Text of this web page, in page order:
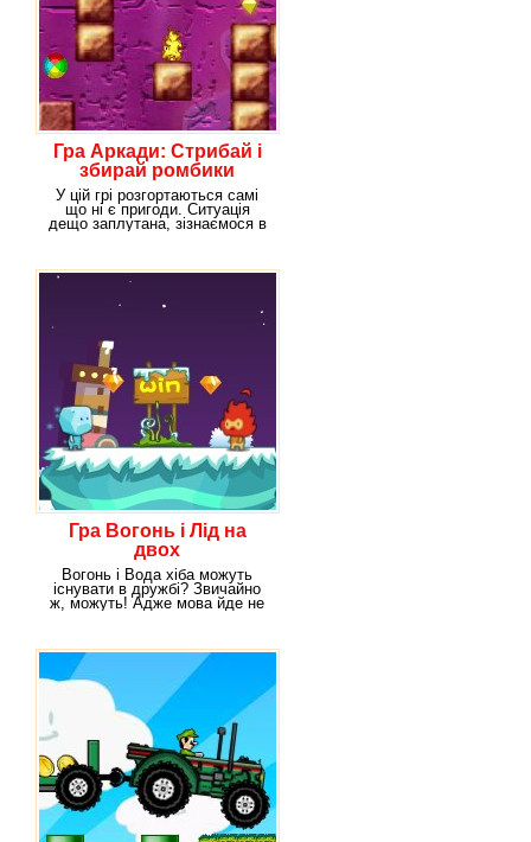
Гра Аркади: Стрибай і
збирай ромбики
У цій грі розгортаються самі
що ні є пригоди. Ситуація
дещо заплутана, зізнаємося в
Гра Вогонь і Лід на
двох
Вогонь і Вода хіба можуть
існувати в дружбі? Звичайно
ж, можуть! Адже мова йде не